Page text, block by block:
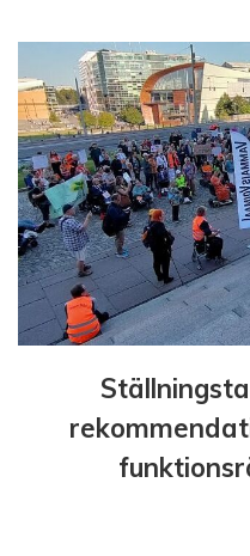
e
r
i
n
g